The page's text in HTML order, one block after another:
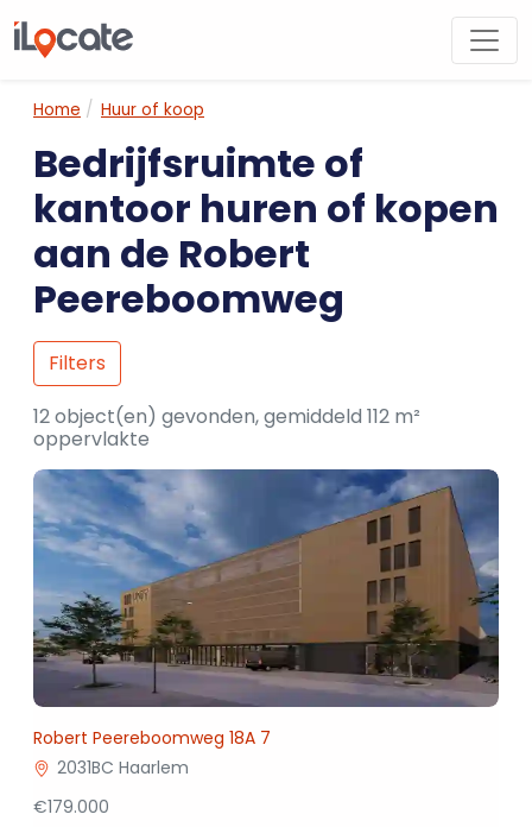
Home Huur of koop
Bedrijfsruimte of
kantoor huren of kopen
aan de Robert
Peereboomweg
Filters
12 object(en) gevonden, gemiddeld 112 m²
oppervlakte
Robert Peereboomweg 18A 7
2031BC Haarlem
€179.000